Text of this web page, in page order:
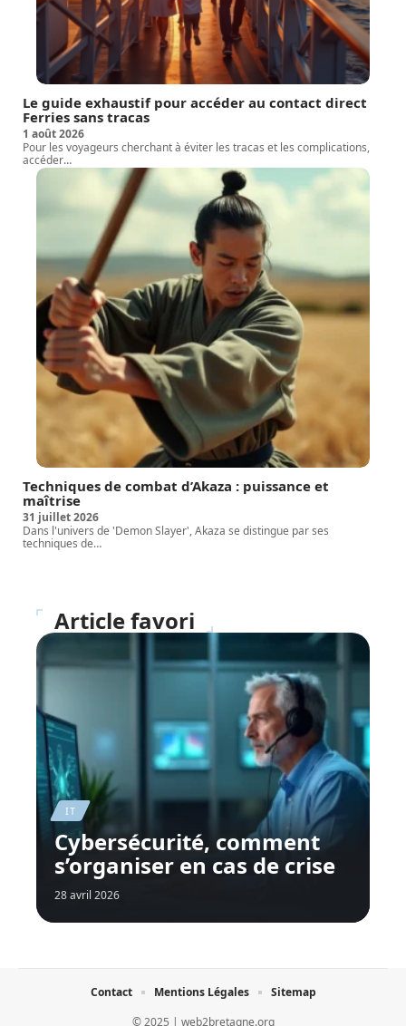
Le guide exhaustif pour accéder au contact direct
Ferries sans tracas
1 août 2026
Pour les voyageurs cherchant à éviter les tracas et les complications,
accéder…
Techniques de combat d’Akaza : puissance et
maîtrise
31 juillet 2026
Dans l'univers de 'Demon Slayer', Akaza se distingue par ses
techniques de…
Article favori
IT
Cybersécurité, comment
s’organiser en cas de crise
28 avril 2026
© 2025 | web2bretagne.org
Contact Mentions Légales Sitemap